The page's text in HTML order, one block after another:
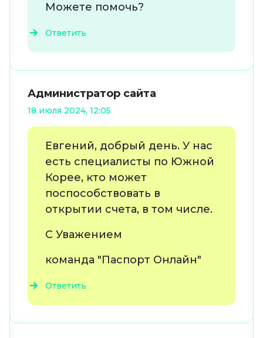
Можете помочь?
Ответить
Администратор сайта
18 июля 2024, 12:05
Евгений, добрый день. У нас
есть специалисты по Южной
Корее, кто может
поспособствовать в
открытии счета, в том числе.
С Уважением
команда "Паспорт Онлайн"
Ответить